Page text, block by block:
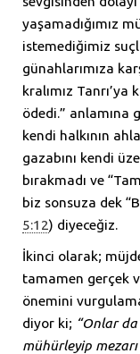
yaşamadığımız
istemediğimiz
günahlarımıza
kralımız
ödedi.” anlamına
kendi halkının
gazabını kendi
bırakmadı ve
biz sonsuza dek
5:12) diyeceğiz.
İkinci olarak;
tamamen gerçek
önemini
diyor ki; “Onlar
mühürleyip